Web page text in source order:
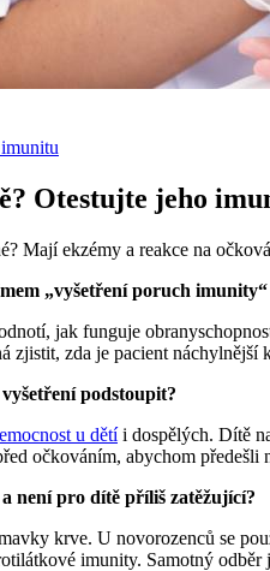
Otestujte jeho
Mají ekzémy a reakce na
„vyšetření poruch
jak funguje
zjistit, zda je pacient
podstoupit?
u dětíi dospělých. Dítě
očkováním, abychom
není pro dítě příliš zatěžující?
krve. U novorozenců se
imunity. Samotný